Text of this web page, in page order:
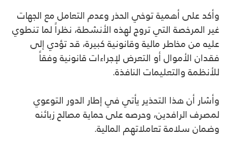
وأكد على أهمية توخي الحذر وعدم التعامل مع الجهات
غير المرخصة التي تروج لهذه الأنشطة، نظراً لما تنطوي
عليه من مخاطر مالية وقانونية كبيرة، قد تؤدي إلى
فقدان الأموال أو التعرض لإجراءات قانونية وفقاً
للأنظمة والتعليمات النافذة.
وأشار أن هذا التحذير يأتي في إطار الدور التوعوي
لمصرف الرافدين، وحرصه على حماية مصالح زبائنه
وضمان سلامة تعاملاتهم المالية.